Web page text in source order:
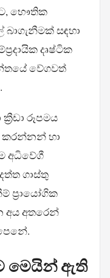
භෞතික
සඳහා
දෘෂ්ටික
වේගවත්
රූපමය
කරන්නන් හා
අධිවේගී
ගාස්තු
ප්‍රායෝගික
අය අතරෙන්
මෙයින් ඇති